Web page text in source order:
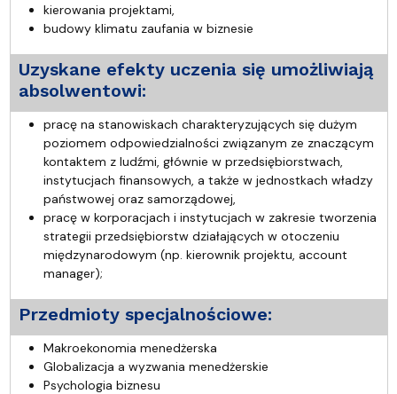
kierowania projektami,
budowy klimatu zaufania w biznesie
Uzyskane efekty uczenia się umożliwiają
absolwentowi:
pracę na stanowiskach charakteryzujących się dużym
poziomem odpowiedzialności związanym ze znaczącym
kontaktem z ludźmi, głównie w przedsiębiorstwach,
instytucjach finansowych, a także w jednostkach władzy
państwowej oraz samorządowej,
pracę w korporacjach i instytucjach w zakresie tworzenia
strategii przedsiębiorstw działających w otoczeniu
międzynarodowym (np. kierownik projektu, account
manager);
Przedmioty specjalnościowe:
Makroekonomia menedżerska
Globalizacja a wyzwania menedżerskie
Psychologia biznesu